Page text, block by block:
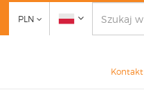
PLN
Kontakt